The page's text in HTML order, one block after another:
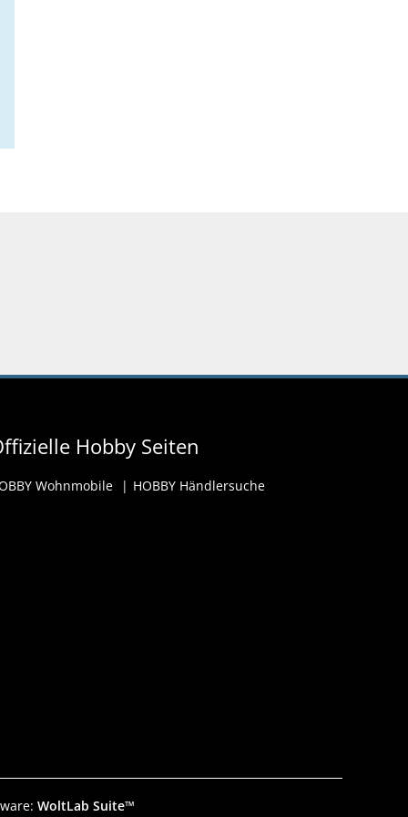
Hobby Seiten
Wohnmobile HOBBY Händlersuche
WoltLab Suite™